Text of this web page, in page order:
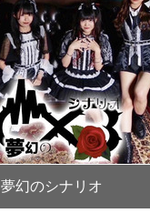
夢幻のシナリオ